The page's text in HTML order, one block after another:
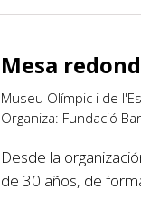
Mesa
Museu Olímpic i de
Organiza: Fundació
Desde la
de 30 años, de